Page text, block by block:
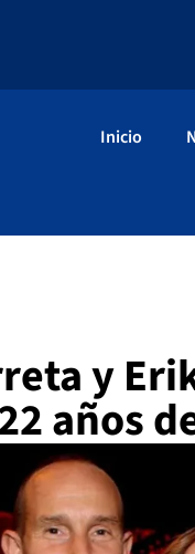
Inicio
y
años